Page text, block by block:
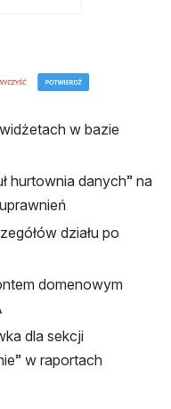
w bazie
hurtownia danych” na
działu po
domenowym
dla sekcji
w raportach